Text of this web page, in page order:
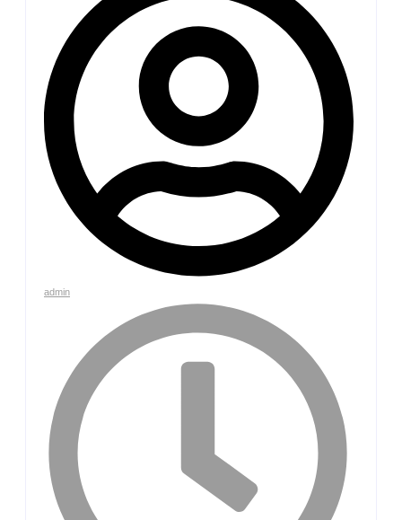
admin